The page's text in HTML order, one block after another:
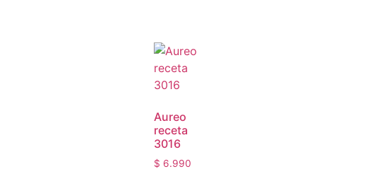
Aureo
receta
3016
$ 6.990